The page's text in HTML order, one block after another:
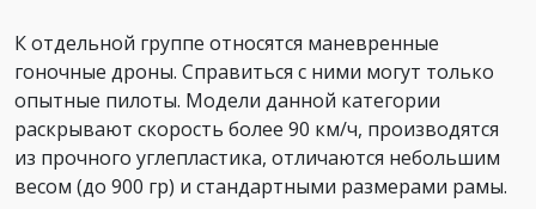
К отдельной группе относятся маневренные
гоночные дроны. Справиться с ними могут только
опытные пилоты. Модели данной категории
раскрывают скорость более 90 км/ч, производятся
из прочного углепластика, отличаются небольшим
весом (до 900 гр) и стандартными размерами рамы.